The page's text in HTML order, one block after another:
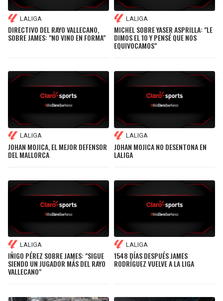
COWBOYS
GIANTS
COMMANDERS
SEAHAWKS
LIONS
PACKERS
VIKINGS
CLIPPERS
LAKERS
PELICANS
NUGGETS
TIMBERWOLVES
THUNDER
LALIGA
DIRECTIVO DEL RAYO VALLECANO,
SOBRE JAMES: "NO VINO EN FORMA"
LALIGA
MICHEL SOBRE YASER ASPRILLA: "LE
DIMOS EL 10 Y PENSÉ QUE NOS
EQUIVOCAMOS"
LALIGA
JOHAN MOJICA, EL MEJOR DEFENSOR
DEL MALLORCA
LALIGA
JOHAN MOJICA NO DESENTONA EN
LALIGA
LALIGA
IÑIGO PÉREZ SOBRE JAMES: "SIGUE
SIENDO UN JUGADOR MÁS DEL RAYO
VALLECANO"
LALIGA
1548 DÍAS DESPUÉS JAMES
RODRÍGUEZ VUELVE A LA LIGA